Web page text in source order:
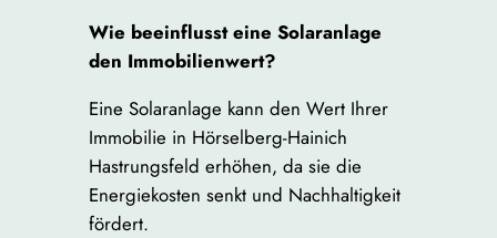
Wie beeinflusst eine Solaranlage
den Immobilienwert?
Eine Solaranlage kann den Wert Ihrer
Immobilie in Hörselberg-Hainich
Hastrungsfeld erhöhen, da sie die
Energiekosten senkt und Nachhaltigkeit
fördert.